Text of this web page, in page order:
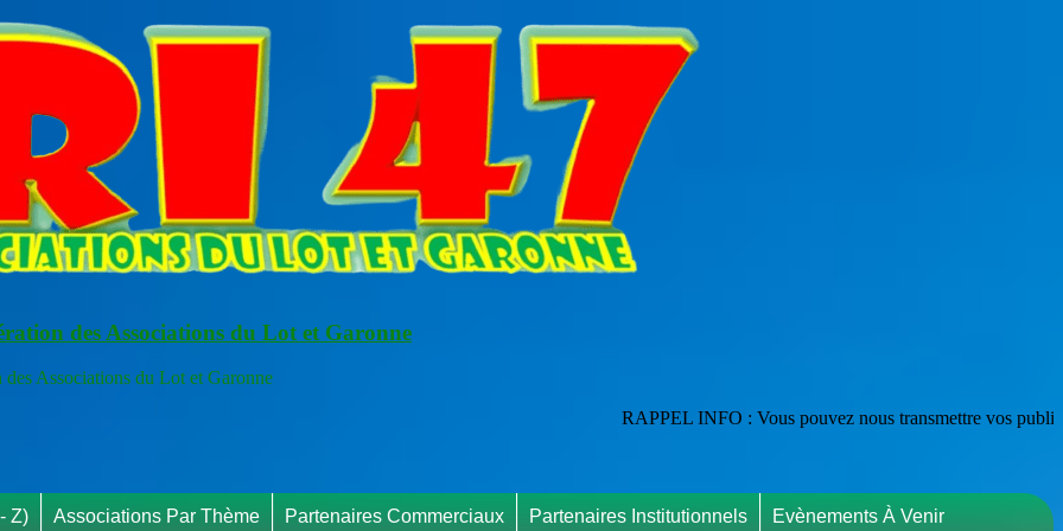
des Associations du Lot et Garonne
Associations du Lot et Garonne
RAPPEL INFO : Vous pouvez nous transmettre vos publications en les
Z) Associations Par Thème Partenaires Commerciaux Partenaires Institutionnels Evènements À Venir